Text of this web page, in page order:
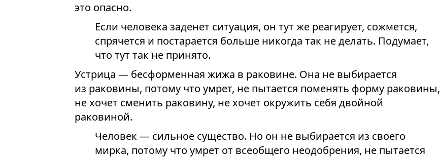
это опасно.
Если человека заденет ситуация, он тут же реагирует, сожмется,
спрячется и постарается больше никогда так не делать. Подумает,
что тут так не принято.
Устрица — бесформенная жижа в раковине. Она не выбирается
из раковины, потому что умрет, не пытается поменять форму раковины,
не хочет сменить раковину, не хочет окружить себя двойной
раковиной.
Человек — сильное существо. Но он не выбирается из своего
мирка, потому что умрет от всеобщего неодобрения, не пытается